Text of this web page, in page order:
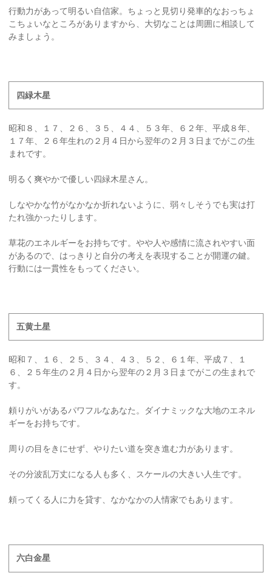
行動力があって明るい自信家。ちょっと見切り発車的なおっちょ
こちょいなところがありますから、大切なことは周囲に相談して
みましょう。
四緑木星
昭和８、１７、２６、３５、４４、５３年、６２年、平成８年、
１７年、２６年生れの２月４日から翌年の２月３日までがこの生
まれです。
明るく爽やかで優しい四緑木星さん。
しなやかな竹がなかなか折れないように、弱々しそうでも実は打
たれ強かったりします。
草花のエネルギーをお持ちです。やや人や感情に流されやすい面
があるので、はっきりと自分の考えを表現することが開運の鍵。
行動には一貫性をもってください。
五黄土星
昭和７、１６、２５、３４、４３、５２、６１年、平成７、１
６、２５年生の２月４日から翌年の２月３日までがこの生まれで
す。
頼りがいがあるパワフルなあなた。ダイナミックな大地のエネル
ギーをお持ちです。
周りの目をきにせず、やりたい道を突き進む力があります。
その分波乱万丈になる人も多く、スケールの大きい人生です。
頼ってくる人に力を貸す、なかなかの人情家でもあります。
六白金星